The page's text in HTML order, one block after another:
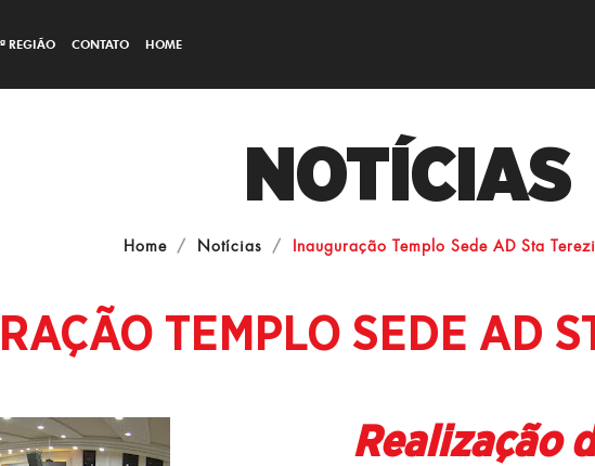
REGIÃO CONTATO HOME
NOTÍCIAS
Home Notícias Inauguração Templo Sede AD Sta
TEMPLO SEDE AD
Realização